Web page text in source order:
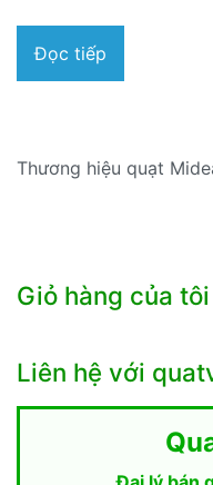
Đọc tiếp
Thương hiệu quạt
Giỏ hàng của tôi
Liên hệ với